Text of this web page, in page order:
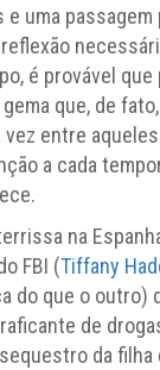
uma
é provável que
que, de
vez entre
a cada
na
FBI (Tiffany
do que o outro)
de
da filha